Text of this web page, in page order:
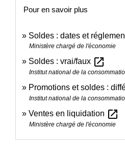
Pour en savoir plus
Soldes : dates et
Ministère chargé de l'économie
Soldes : vrai/faux open_in_new
Institut national de la
Promotions et soldes :
Institut national de la
Ventes en liquidation open_in_new
Ministère chargé de l'économie